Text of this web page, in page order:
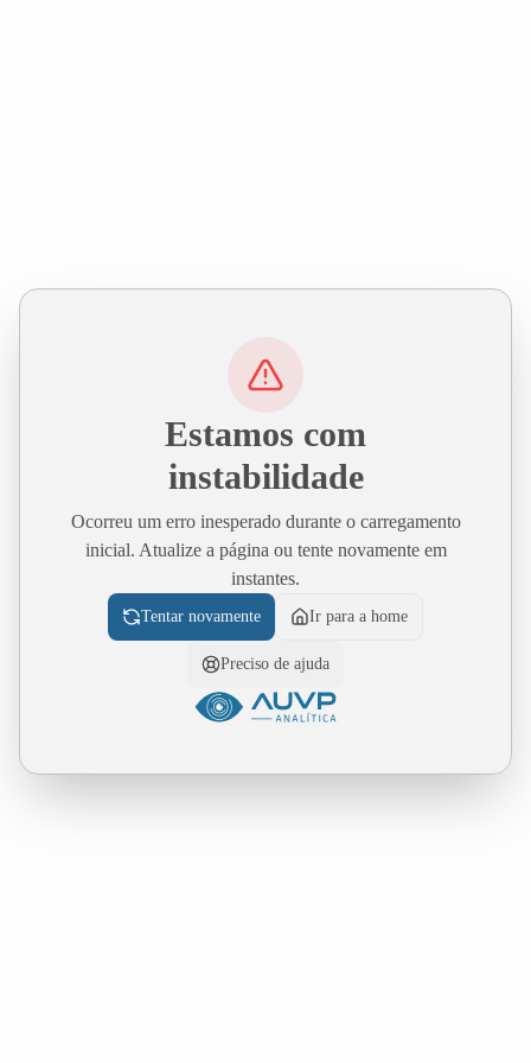
Estamos com
instabilidade
Ocorreu um erro inesperado durante o carregamento
inicial. Atualize a página ou tente novamente em
instantes.
Tentar novamente Ir para a home
Preciso de ajuda